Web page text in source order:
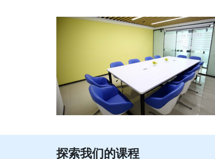
探索我们的课程